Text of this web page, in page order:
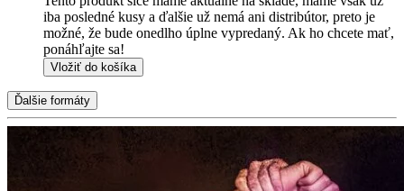
iba posledné kusy a ďalšie už nemá ani distribútor, preto je
možné, že bude onedlho úplne vypredaný. Ak ho chcete mať,
ponáhľajte sa!
Vložiť do košíka
Ďalšie formáty